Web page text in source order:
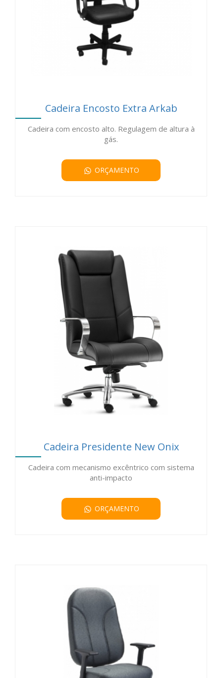
Cadeira Encosto Extra Arkab
Cadeira com encosto alto. Regulagem de altura à
gás.
ORÇAMENTO
Cadeira Presidente New Onix
Cadeira com mecanismo excêntrico com sistema
anti-impacto
ORÇAMENTO